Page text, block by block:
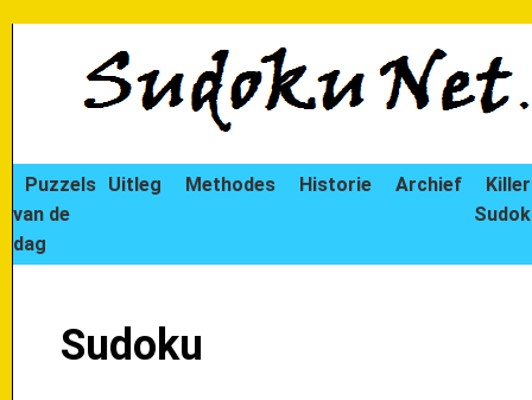
Puzzels
van de
dag
Uitleg Methodes Historie Archief
Killer
Sudoku